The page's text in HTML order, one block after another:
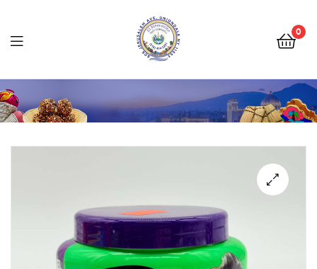
Tienda
Salvadoreña
Online
0
Salvadoreña
Online